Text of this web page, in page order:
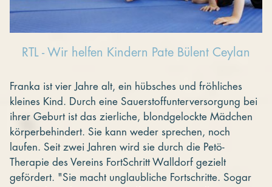
RTL - Wir helfen Kindern Pate Bülent Ceylan
Franka ist vier Jahre alt, ein hübsches und fröhliches
kleines Kind. Durch eine Sauerstoffunterversorgung bei
ihrer Geburt ist das zierliche, blondgelockte Mädchen
körperbehindert. Sie kann weder sprechen, noch
laufen. Seit zwei Jahren wird sie durch die Petö-
Therapie des Vereins FortSchritt Walldorf gezielt
gefördert. "Sie macht unglaubliche Fortschritte. Sogar